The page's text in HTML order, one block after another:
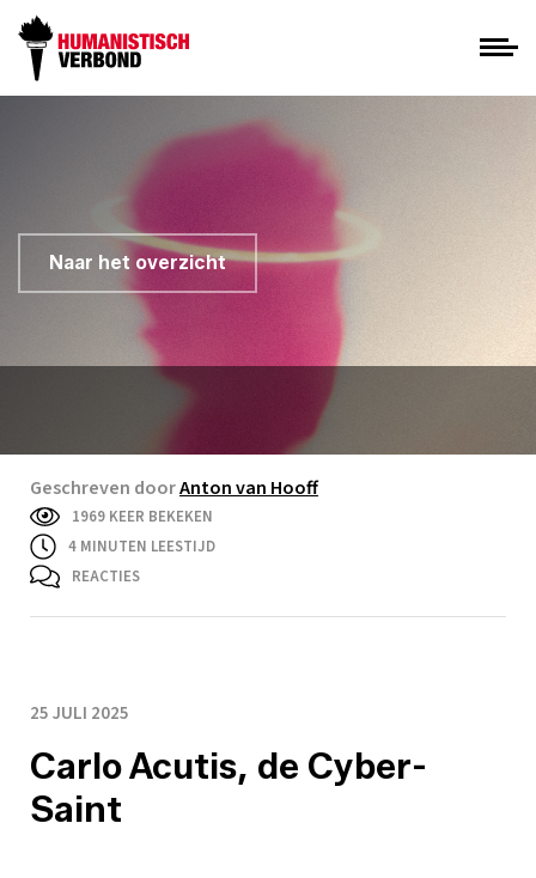
Naar het overzicht
Geschreven doorAnton van Hooff
1969 KEER BEKEKEN
4 MINUTEN LEESTIJD
REACTIES
25 JULI 2025
Carlo Acutis, de Cyber-
Saint